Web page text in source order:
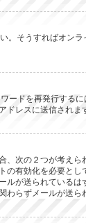
。そうすればオ
ードを再発行する
レスに送信されま
次の２つが考え
有効化を必要と
が送られている
らずメールが送ら